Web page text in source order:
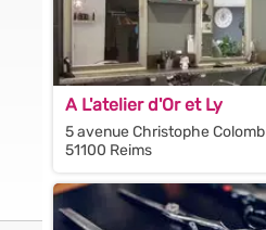
A L'atelier d'Or et Ly
5 avenue Christophe Colomb
51100 Reims